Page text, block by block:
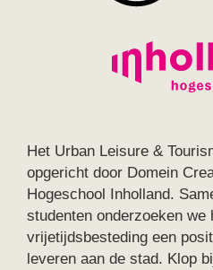
Het Urban Leisure &
opgericht door Domein
Hogeschool Inholland.
studenten onderzoeken we
vrijetijdsbesteding een
leveren aan de stad. Klop